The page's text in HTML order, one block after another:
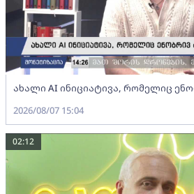
ახალი AI ინიციატივა, რომელიც
2026/08/07 15:04
02:12